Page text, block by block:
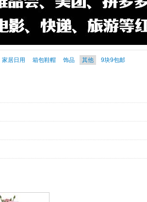
家居日用 箱包鞋帽 饰品 其他 9块9包邮